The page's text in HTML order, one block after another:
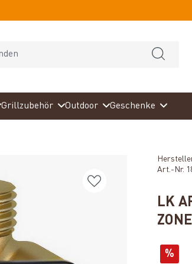
Grillzubehör Outdoor Geschenke
Art.-Nr.
LK
%